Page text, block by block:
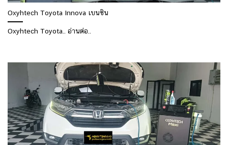
Oxyhtech Toyota Innova เบนซิน
Oxyhtech Toyota.. อ่านต่อ..